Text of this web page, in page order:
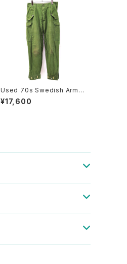
Used 70s Swedish Army
M-59 Military Cargo Pant
s Size W32 L30 古着
¥17,600